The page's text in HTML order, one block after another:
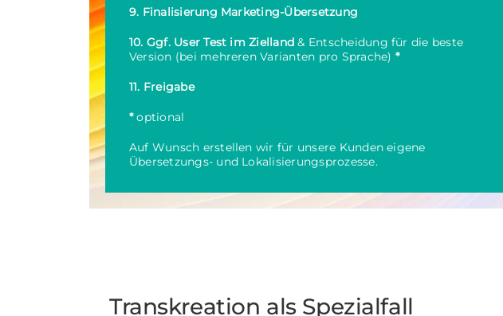
9. Finalisierung Marketing-Übersetzung
10. Ggf. User Test im Zielland & Entscheidung für die beste
Version (bei mehreren Varianten pro Sprache) *
11. Freigabe
*optional
Auf Wunsch erstellen wir für unsere Kunden eigene
Übersetzungs- und Lokalisierungsprozesse.
Transkreation als Spezialfall